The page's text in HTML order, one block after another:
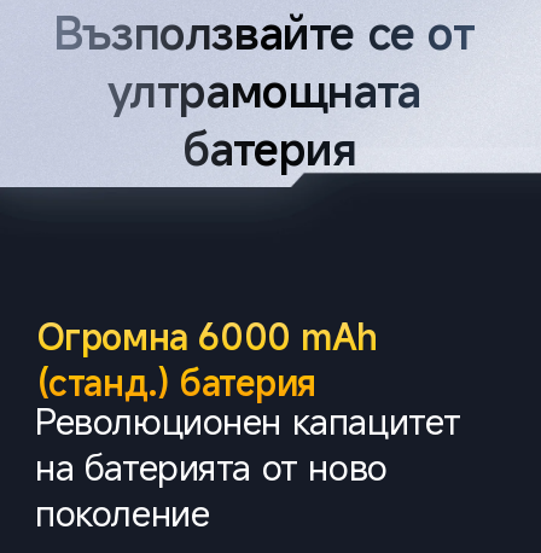
Възползвайте се от
ултрамощната
батерия
Огромна 6000 mAh
(станд.) батерия
Революционен капацитет
на батерията от ново
поколение